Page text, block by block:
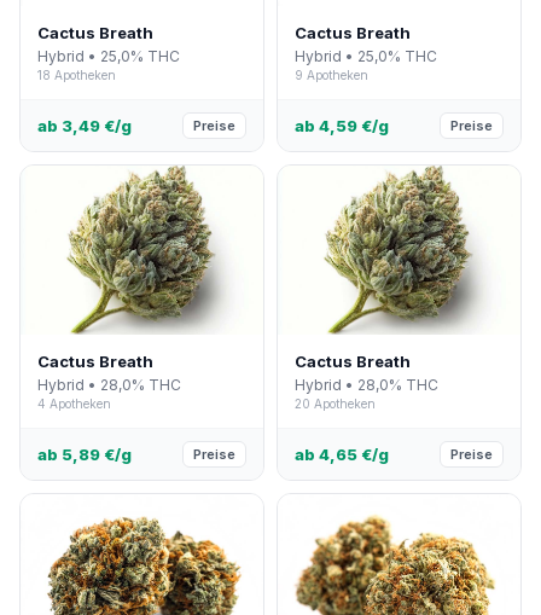
Cactus Breath
Hybrid • 25,0% THC
18 Apotheken
ab 3,49 €/g Preise
Cactus Breath
Hybrid • 25,0% THC
9 Apotheken
ab 4,59 €/g Preise
Cactus Breath
Hybrid • 28,0% THC
4 Apotheken
ab 5,89 €/g Preise
Cactus Breath
Hybrid • 28,0% THC
20 Apotheken
ab 4,65 €/g Preise